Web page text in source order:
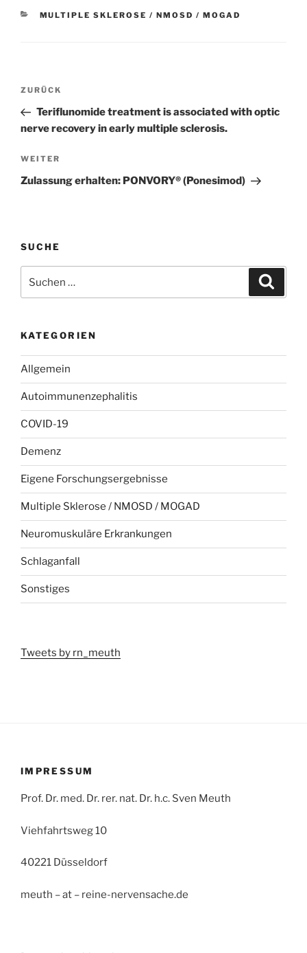
KATEGORIEN
MULTIPLE SKLEROSE / NMOSD / MOGAD
Beitragsnavigation
Vorheriger
Beitrag
ZURÜCK
Teriflunomide treatment is associated with optic
nerve recovery in early multiple sclerosis.
Nächster
Beitrag
WEITER
Zulassung erhalten: PONVORY® (Ponesimod)
SUCHE
nach:
KATEGORIEN
Allgemein
Autoimmunenzephalitis
COVID-19
Demenz
Eigene Forschungsergebnisse
Multiple Sklerose / NMOSD / MOGAD
Neuromuskuläre Erkrankungen
Schlaganfall
Sonstiges
Tweets by rn_meuth
IMPRESSUM
Prof. Dr. med. Dr. rer. nat. Dr. h.c. Sven Meuth
Viehfahrtsweg 10
40221 Düsseldorf
meuth – at – reine-nervensache.de